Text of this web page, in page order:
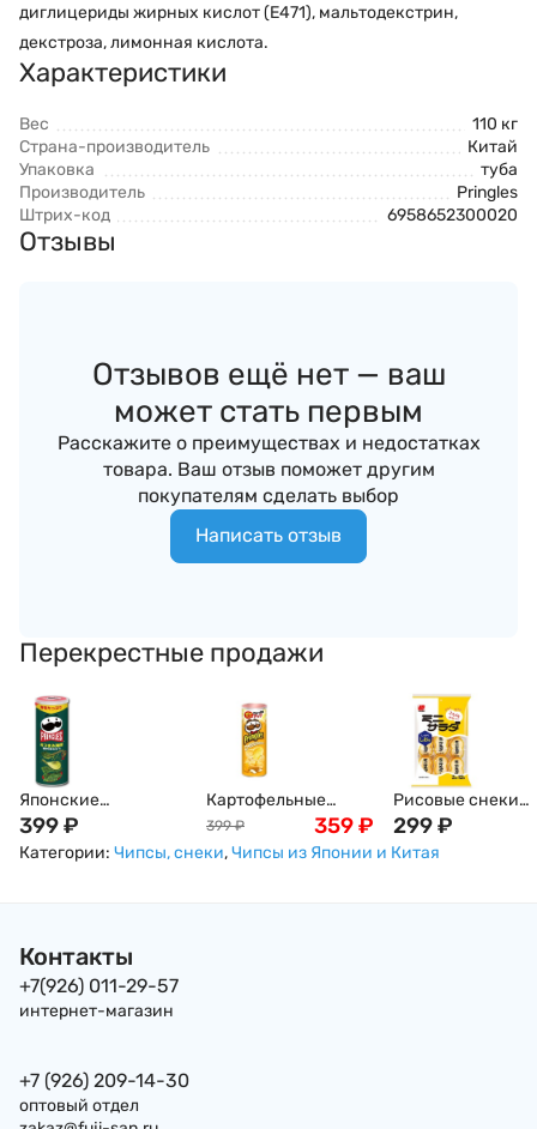
диглицериды жирных кислот (Е471), мальтодекстрин,
декстроза, лимонная кислота.
Характеристики
Вес
110 кг
Страна-производитель
Китай
Упаковка
туба
Производитель
Pringles
Штрих-код
6958652300020
Отзывы
Отзывов ещё нет — ваш
может стать первым
Расскажите о преимуществах и недостатках
товара. Ваш отзыв поможет другим
покупателям сделать выбор
Написать отзыв
Перекрестные продажи
Японские
картофельные
чипсы Pringles со
вкусом жареных
399₽
Картофельные
чипсы Pringles
четыре сыра Four
399 ₽ 359₽
Рисовые снеки
Сэмбэй
традиции" с
299₽
Категории: Чипсы, снеки,Чипсы из Японии и Китая
Контакты
+7(926) 011-29-57
интернет-магазин
+7 (926) 209-14-30
оптовый отдел